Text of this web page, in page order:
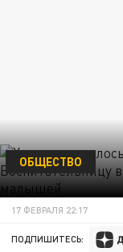
ОБЩЕСТВО
17 ФЕВРАЛЯ 22:17
ПОДПИШИТЕСЬ: